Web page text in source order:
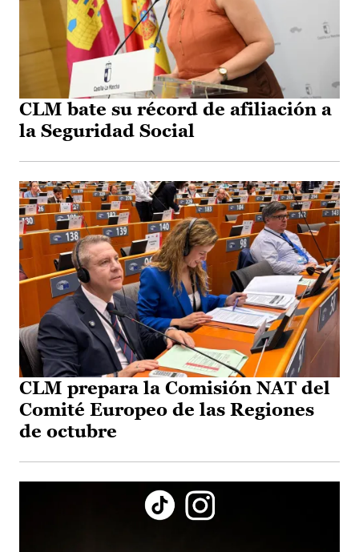
CLM bate su récord de afiliación a
la Seguridad Social
CLM prepara la Comisión NAT del
Comité Europeo de las Regiones
de octubre